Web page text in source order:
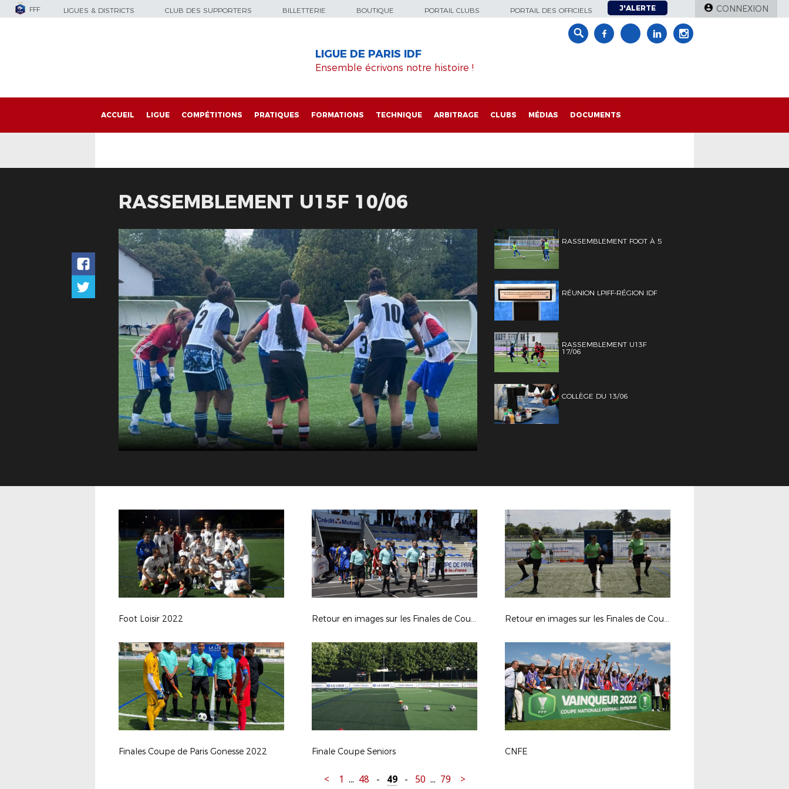
FFF LIGUES & DISTRICTS CLUB DES SUPPORTERS BILLETTERIE BOUTIQUE PORTAIL CLUBS PORTAIL DES OFFICIELS J'ALERTE CONNEXION
LIGUE DE PARIS IDF
Ensemble écrivons notre histoire !
ACCUEIL LIGUE COMPÉTITIONS PRATIQUES FORMATIONS TECHNIQUE ARBITRAGE CLUBS MÉDIAS DOCUMENTS
RASSEMBLEMENT U15F 10/06
RASSEMBLEMENT FOOT À 5
RÉUNION LPIFF-RÉGION IDF
RASSEMBLEMENT U13F
17/06
COLLÈGE DU 13/06
Foot Loisir 2022 Retour en images sur les Finales de Coupe de Paris du Dimanche 12 juin 2022 à Gonesse Retour en images sur les Finales de Coupe de Paris du Samedi 11 juin 2022 à Gonesse
Finales Coupe de Paris Gonesse 2022 Finale Coupe Seniors CNFE
< 1 ... 48 - 49 - 50 ... 79 >